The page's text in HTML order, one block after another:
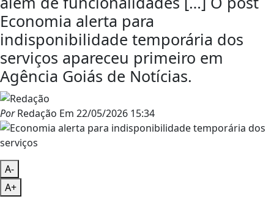
Economia alerta para
indisponibilidade temporária dos
serviços apareceu primeiro em
Agência Goiás de Notícias.
PorRedação Em 22/05/2026 15:34
A-
A+